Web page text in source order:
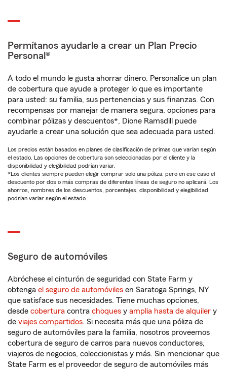
Permítanos ayudarle a crear un Plan Precio
Personal®
A todo el mundo le gusta ahorrar dinero. Personalice un plan
de cobertura que ayude a proteger lo que es importante
para usted: su familia, sus pertenencias y sus finanzas. Con
recompensas por manejar de manera segura, opciones para
combinar pólizas y descuentos*, Dione Ramsdill puede
ayudarle a crear una solución que sea adecuada para usted.
Los precios están basados en planes de clasificación de primas que varían según
el estado. Las opciones de cobertura son seleccionadas por el cliente y la
disponibilidad y elegibilidad podrían variar.
*Los clientes siempre pueden elegir comprar solo una póliza, pero en ese caso el
descuento por dos o más compras de diferentes líneas de seguro no aplicará. Los
ahorros, nombres de los descuentos, porcentajes, disponibilidad y elegibilidad
podrían variar según el estado.
Seguro de automóviles
Abróchese el cinturón de seguridad con State Farm y
obtenga el seguro de automóviles en Saratoga Springs, NY
que satisface sus necesidades. Tiene muchas opciones,
desde cobertura contra choques y amplia hasta de alquiler y
de viajes compartidos. Si necesita más que una póliza de
seguro de automóviles para la familia, nosotros proveemos
cobertura de seguro de carros para nuevos conductores,
viajeros de negocios, coleccionistas y más. Sin mencionar que
State Farm es el proveedor de seguro de automóviles más